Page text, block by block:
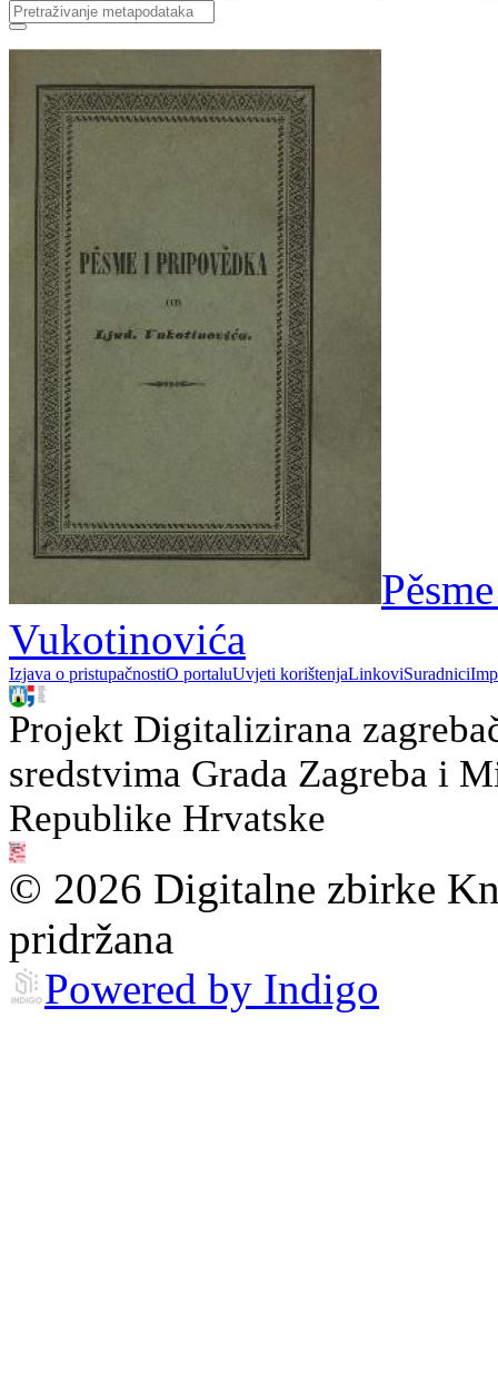
Vukotinovića
Izjava o pristupačnostiO portaluUvjeti korištenjaLinkoviSuradnici
Projekt Digitalizirana
sredstvima Grada Zagreba i
Republike Hrvatske
© 2026 Digitalne zbirke
pridržana
Powered by Indigo